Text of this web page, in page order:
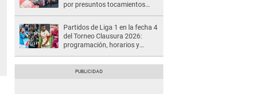
por presuntos tocamientos
Partidos de Liga 1 en la fecha 4
del Torneo Clausura 2026:
programación, horarios y